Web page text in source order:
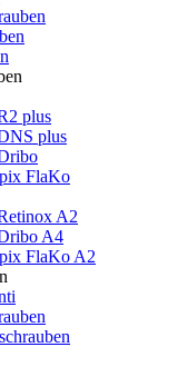
plus
plus
FlaKo
A2
A4
FlaKo A2